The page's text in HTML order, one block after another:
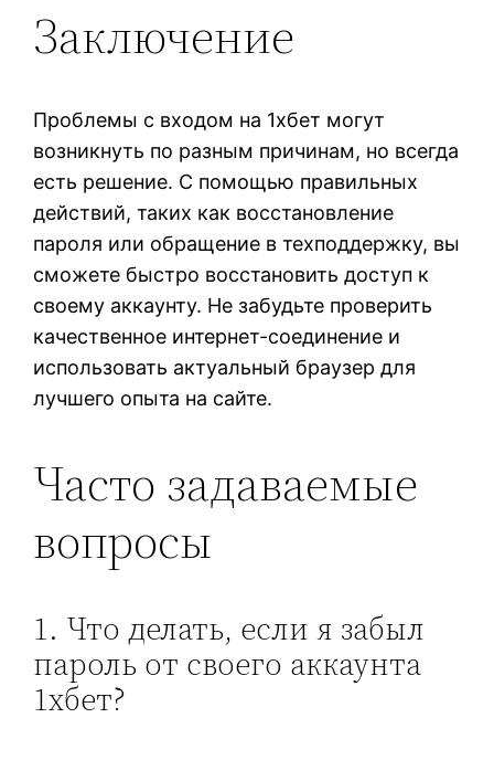
Заключение
Проблемы с входом на 1хбет могут
возникнуть по разным причинам, но всегда
есть решение. С помощью правильных
действий, таких как восстановление
пароля или обращение в техподдержку, вы
сможете быстро восстановить доступ к
своему аккаунту. Не забудьте проверить
качественное интернет-соединение и
использовать актуальный браузер для
лучшего опыта на сайте.
Часто задаваемые
вопросы
1. Что делать, если я забыл
пароль от своего аккаунта
1хбет?